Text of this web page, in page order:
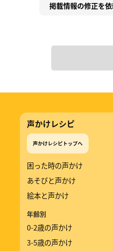
掲載情報の修正を
声かけレシピ
声かけレシピトップへ
困った時の声かけ
あそびと声かけ
絵本と声かけ
年齢別
0-2歳の声かけ
3-5歳の声かけ